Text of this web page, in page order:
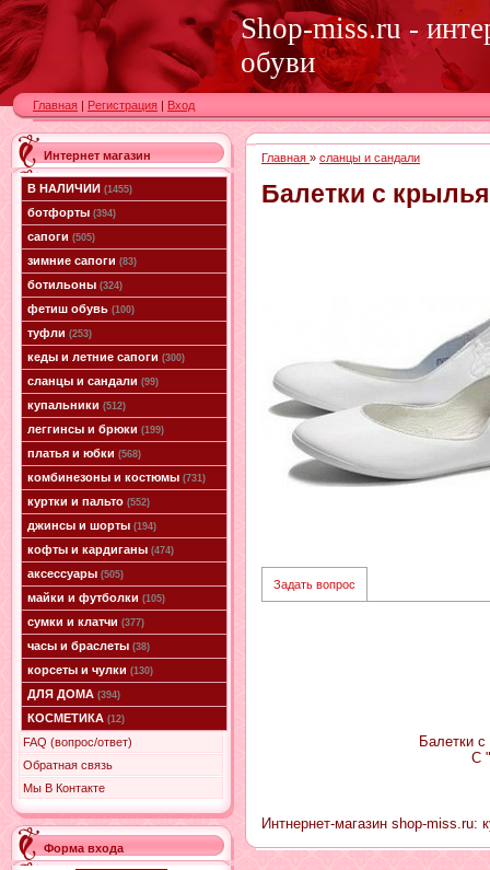
Shop-miss.ru -
обуви
Главная | Регистрация | Вход
Интернет магазин
В НАЛИЧИИ (1455)
ботфорты (394)
сапоги (505)
зимние сапоги (83)
ботильоны (324)
фетиш обувь (100)
туфли (253)
кеды и летние сапоги (300)
сланцы и сандали (99)
купальники (512)
леггинсы и брюки (199)
платья и юбки (568)
комбинезоны и костюмы (731)
куртки и пальто (552)
джинсы и шорты (194)
кофты и кардиганы (474)
аксессуары (505)
майки и футболки (105)
сумки и клатчи (377)
часы и браслеты (38)
корсеты и чулки (130)
ДЛЯ ДОМА (394)
КОСМЕТИКА (12)
FAQ (вопрос/ответ)
Обратная связь
Мы В Контакте
Форма входа
Главная » сланцы и сандали
Балетки с
Задать вопрос
Балетки с
С
Интнернет-магазин shop-miss.ru: